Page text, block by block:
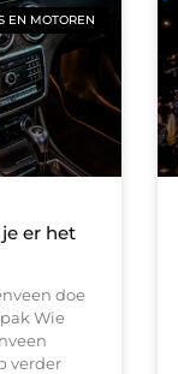
EN MOTOREN
er het
doe
Wie
verder